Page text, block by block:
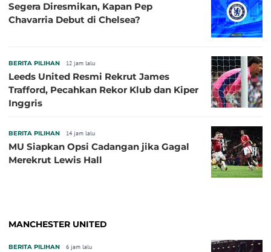
Segera Diresmikan, Kapan Pep
Chavarria Debut di Chelsea?
BERITA PILIHAN 12 jam lalu
Leeds United Resmi Rekrut James
Trafford, Pecahkan Rekor Klub dan Kiper
Inggris
BERITA PILIHAN 14 jam lalu
MU Siapkan Opsi Cadangan jika Gagal
Merekrut Lewis Hall
MANCHESTER UNITED
BERITA PILIHAN 6 jam lalu